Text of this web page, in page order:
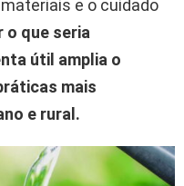
e o cuidado
o que seria
útil amplia o
mais
e rural.